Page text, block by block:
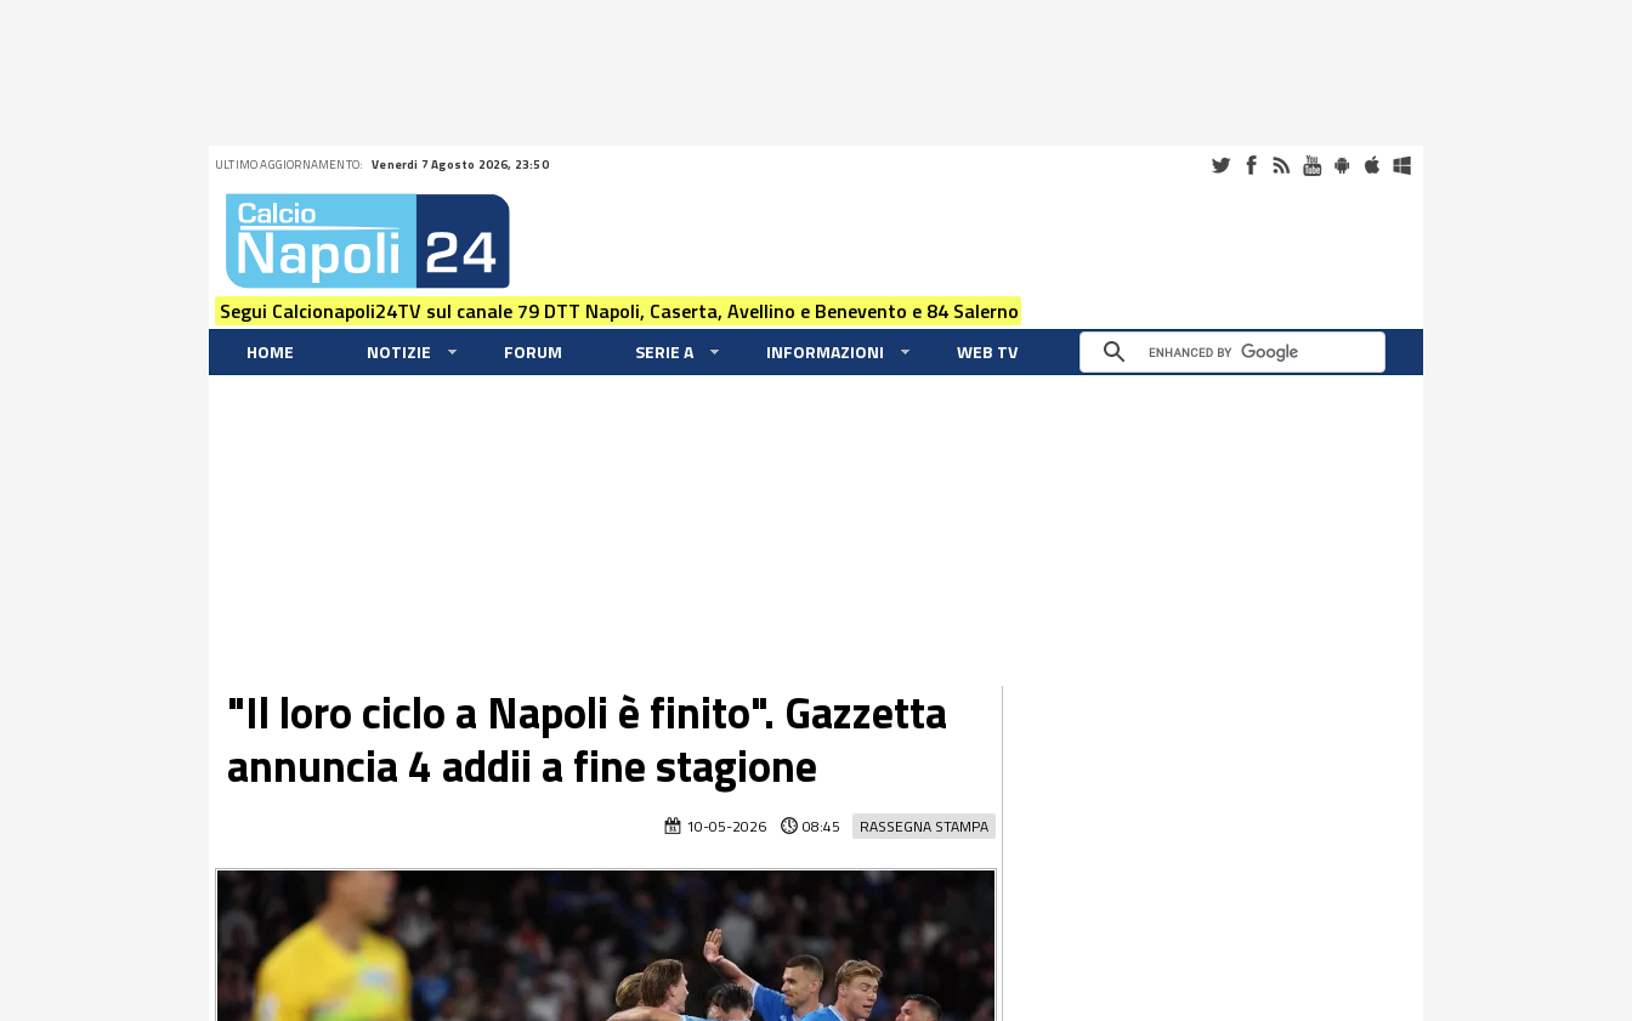
ULTIMO AGGIORNAMENTO: Venerdi 7 Agosto 2026, 23:50
Segui Calcionapoli24TV sul canale 79 DTT Napoli, Caserta, Avellino e Benevento e 84 Salerno
HOME NOTIZIE FORUM SERIE A INFORMAZIONI WEB TV
"Il loro ciclo a Napoli è finito". Gazzetta
annuncia 4 addii a fine stagione
RASSEGNA STAMPA
10-05-2026 08:45